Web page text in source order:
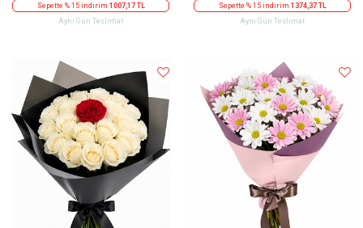
Sepette % 15 indirim 1007,17 TL
Aynı Gün Teslimat
Sepette % 15 indirim 1374,37 TL
Aynı Gün Teslimat